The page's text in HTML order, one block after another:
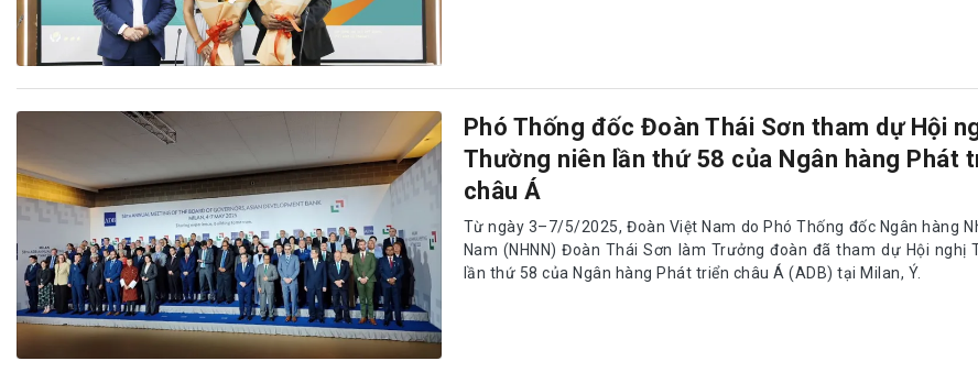
Phó Thống đốc Đoàn Thái Sơn tham dự Hội
Thường niên lần thứ 58 của Ngân hàng Phát
châu Á
Từ ngày 3–7/5/2025, Đoàn Việt Nam do Phó Thống đốc Ngân hàng
Nam (NHNN) Đoàn Thái Sơn làm Trưởng đoàn đã tham dự Hội nghị
lần thứ 58 của Ngân hàng Phát triển châu Á (ADB) tại Milan, Ý.